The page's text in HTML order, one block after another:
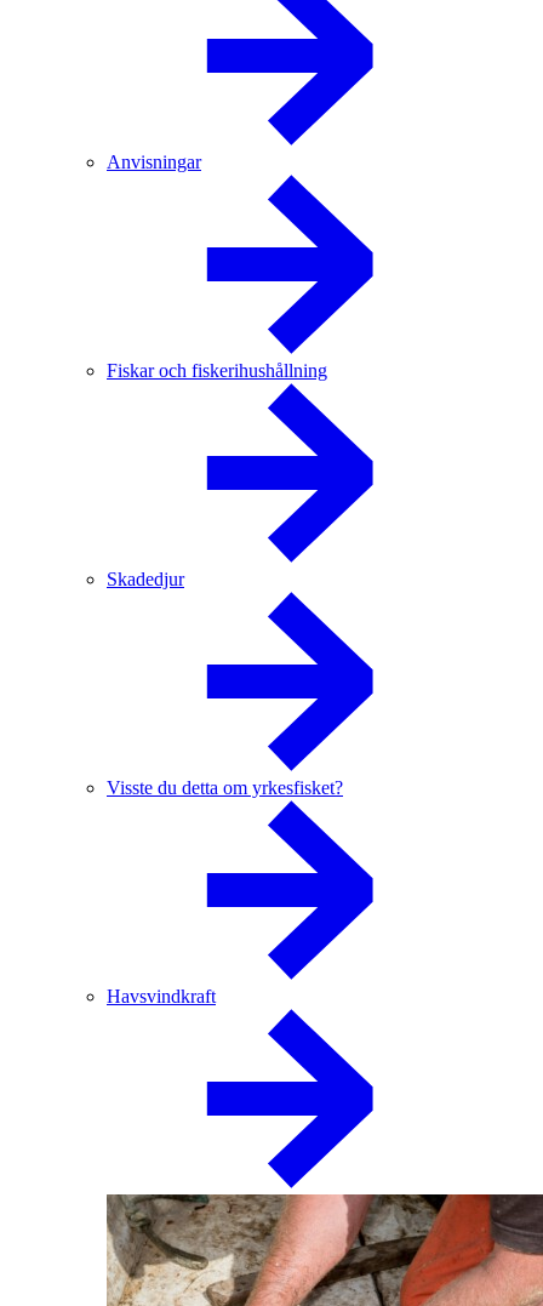
Anvisningar
Fiskar och fiskerihushållning
Skadedjur
Visste du detta om yrkesfisket?
Havsvindkraft